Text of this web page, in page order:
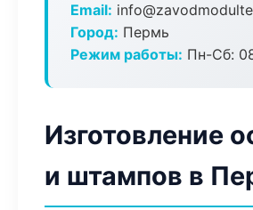
Email:
Город: Пермь
Режим работы: Пн-Сб:
Изготовление
и штампов в